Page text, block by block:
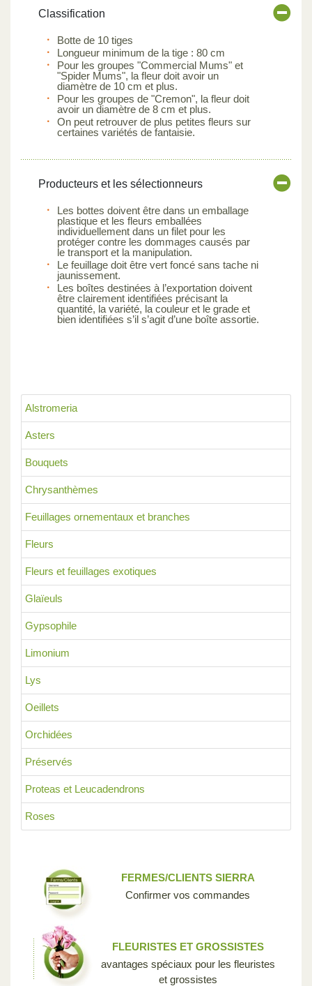
Alstromeria
Asters
Bouquets
Chrysanthèmes
Feuillages ornementaux et branches
Fleurs
Fleurs et feuillages exotiques
Glaïeuls
Gypsophile
Limonium
Lys
Oeillets
Orchidées
Préservés
Proteas et Leucadendrons
Roses
Classification
Botte de 10 tiges
Longueur minimum de la tige : 80 cm
Pour les groupes "Commercial Mums" et
"Spider Mums", la fleur doit avoir un
diamètre de 10 cm et plus.
Pour les groupes de "Cremon", la fleur doit
avoir un diamètre de 8 cm et plus.
On peut retrouver de plus petites fleurs sur
certaines variétés de fantaisie.
Producteurs et les sélectionneurs
Les bottes doivent être dans un emballage
plastique et les fleurs emballées
individuellement dans un filet pour les
protéger contre les dommages causés par
le transport et la manipulation.
Le feuillage doit être vert foncé sans tache ni
jaunissement.
Les boîtes destinées à l’exportation doivent
être clairement identifiées précisant la
quantité, la variété, la couleur et le grade et
bien identifiées s’il s’agit d’une boîte assortie.
FERMES/CLIENTS SIERRA
Confirmer vos commandes
FLEURISTES ET GROSSISTES
avantages spéciaux pour les fleuristes
et grossistes